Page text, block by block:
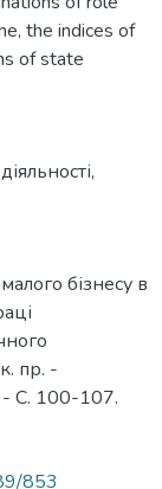
the indices of
of state
,
бізнесу в
пр. -
- С. 100-107.
853